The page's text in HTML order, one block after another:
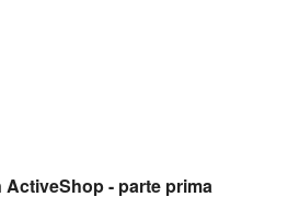
- parte prima